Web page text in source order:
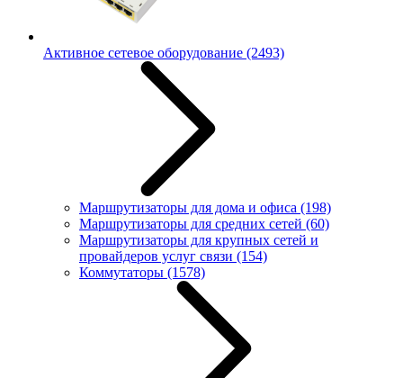
Активное сетевое оборудование (2493)
Маршрутизаторы для дома и офиса (198)
Маршрутизаторы для средних сетей (60)
Маршрутизаторы для крупных сетей и
провайдеров услуг связи (154)
Коммутаторы (1578)